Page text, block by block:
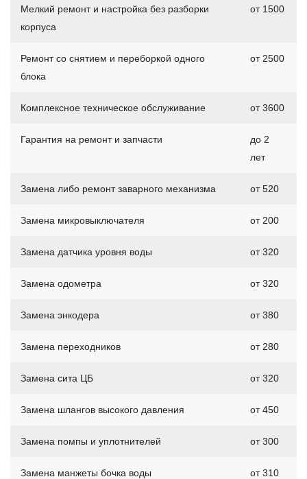
Мелкий ремонт и настройка без разборки
корпуса
от 1500
Ремонт со снятием и переборкой одного
блока
от 2500
Комплексное техническое обслуживание от 3600
Гарантия на ремонт и запчасти
до 2
лет
Замена либо ремонт заварного механизма от 520
Замена микровыключателя от 200
Замена датчика уровня воды от 320
Замена одометра от 320
Замена энкодера от 380
Замена переходников от 280
Замена сита ЦБ от 320
Замена шлангов высокого давления от 450
Замена помпы и уплотнителей от 300
Замена манжеты бочка воды от 310